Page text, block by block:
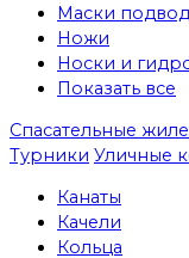
Маски
Ножи
Носки и
Показать все
Спасательные
Турники Уличные
Канаты
Качели
Кольца